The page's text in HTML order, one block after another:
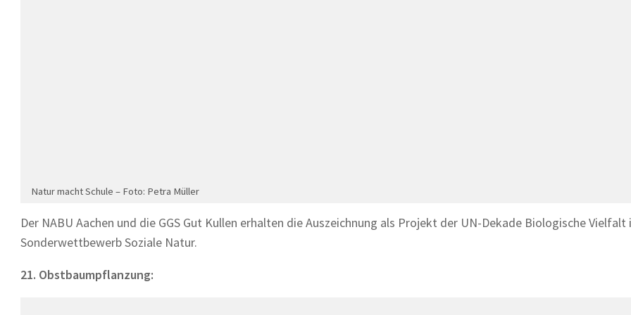
Natur macht Schule – Foto: Petra Müller
Der NABU Aachen und die GGS Gut Kullen erhalten die Auszeichnung als Projekt der UN-Dekade Biologische Vielfalt
Sonderwettbewerb Soziale Natur.
21. Obstbaumpflanzung: